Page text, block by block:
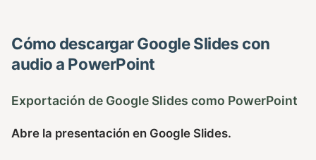
Cómo descargar Google Slides con
audio a PowerPoint
Exportación de Google Slides como PowerPoint
Abre la presentación en Google Slides.